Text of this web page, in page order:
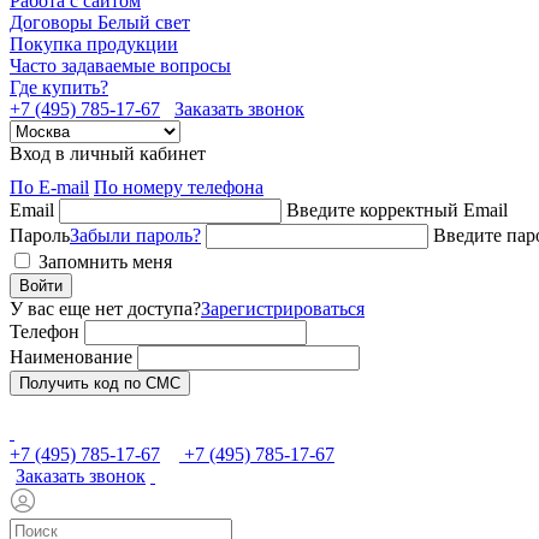
Договоры Белый свет
Покупка продукции
Часто задаваемые вопросы
Где купить?
+7 (495) 785-17-67
Заказать звонок
Вход в личный кабинет
По E-mail По номеру телефона
Email
Введите корректный Email
ПарольЗабыли пароль?
Введите
Запомнить меня
Войти
У вас еще нет доступа?Зарегистрироваться
Телефон
Наименование
Получить код по СМС
+7 (495) 785-17-67
+7 (495) 785-17-67
Заказать звонок